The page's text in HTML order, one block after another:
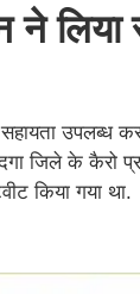
लिया
उपलब्ध
जिले के
किया गया था.